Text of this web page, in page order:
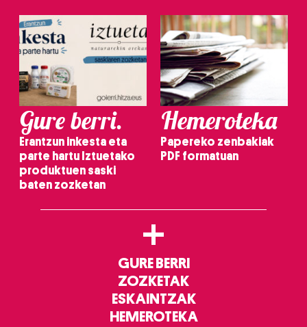
Gure berri.
Erantzun inkesta eta
parte hartu Iztuetako
produktuen saski
baten zozketan
Hemeroteka
Papereko zenbakiak
PDF formatuan
+
GURE BERRI
ZOZKETAK
ESKAINTZAK
HEMEROTEKA